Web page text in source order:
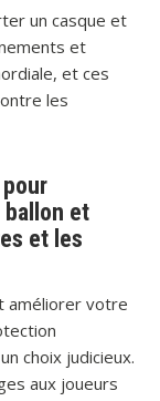
un casque et
et
et ces
les
ballon et
et les
améliorer votre
choix judicieux.
aux joueurs